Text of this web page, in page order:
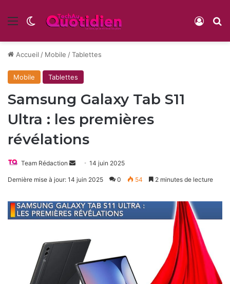
Menu Switch skin
Accueil / Mobile /Tablettes
Mobile Tablettes
Samsung Galaxy Tab S11
Ultra : les premières
révélations
Team Rédaction
Envoyer14 juin 2025
Dernière mise à jour: 14 juin 2025 0 54 2 minutes de lecture